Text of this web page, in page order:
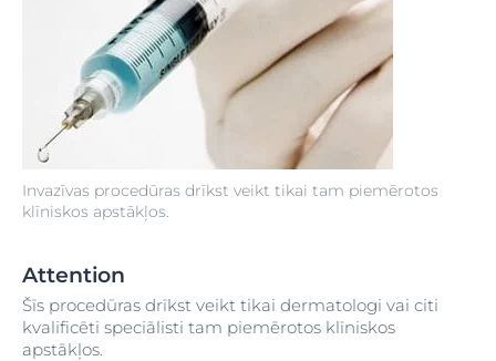
Invazīvas procedūras drīkst veikt tikai tam piemērotos
klīniskos apstākļos.
Attention
Šīs procedūras drīkst veikt tikai dermatologi vai citi
kvalificēti speciālisti tam piemērotos klīniskos
apstākļos.